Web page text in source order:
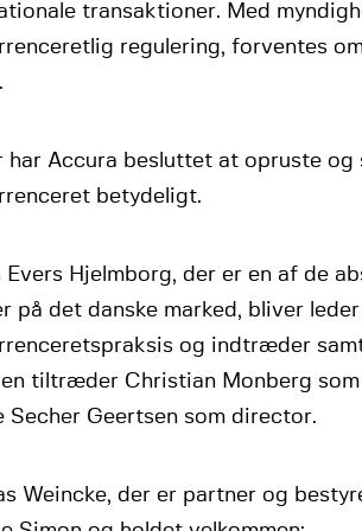
transaktioner. Med
regulering, forventes
har Accura besluttet at opruste
betydeligt.
Evers Hjelmborg, der er en af de
på det danske marked, bliver
og indtræder
tiltræder Christian Monberg
Secher Geertsen som director.
Weincke, der er partner og